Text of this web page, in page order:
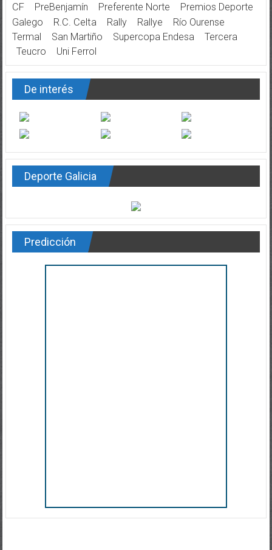
CF
PreBenjamín Preferente Norte
Premios Deporte
Galego
R.C. Celta Rally Rallye
Río Ourense
Termal
San Martiño Supercopa Endesa
Tercera
Teucro
Uni Ferrol
De interés
Deporte Galicia
Predicción